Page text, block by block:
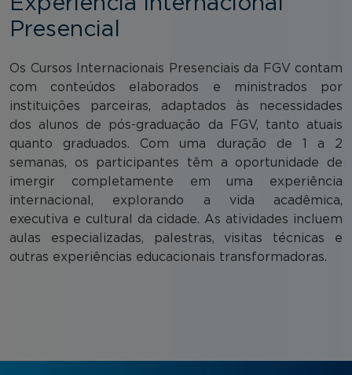
Presencial
Os Cursos Internacionais Presenciais da FGV contam
com conteúdos elaborados e ministrados por
instituições parceiras, adaptados às necessidades
dos alunos de pós-graduação da FGV, tanto atuais
quanto graduados. Com uma duração de 1 a 2
semanas, os participantes têm a oportunidade de
imergir completamente em uma experiência
internacional, explorando a vida acadêmica,
executiva e cultural da cidade. As atividades incluem
aulas especializadas, palestras, visitas técnicas e
outras experiências educacionais transformadoras.